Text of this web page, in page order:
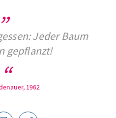
Jeder Baum
gepflanzt!
1962